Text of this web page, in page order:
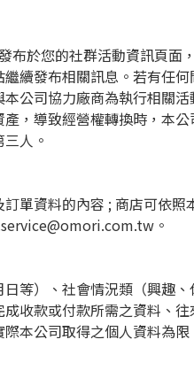
布於您的社群活動資訊頁面
續發布相關訊息。若有任何
公司協力廠商為執行相關
，導致經營權轉換時，本
人。
單資料的內容 ; 商店可依照
。
等）、社會情況類（興趣
收款或付款所需之資料、
本公司取得之個人資料為限